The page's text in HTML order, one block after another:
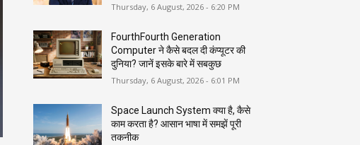
Thursday, 6 August, 2026 - 6:20 PM
FourthFourth Generation
Computer ने कैसे बदल दी कंप्यूटर की
दुनिया? जानें इसके बारे में सबकुछ
Thursday, 6 August, 2026 - 6:01 PM
Space Launch System क्या है, कैसे
काम करता है? आसान भाषा में समझें पूरी
तकनीक